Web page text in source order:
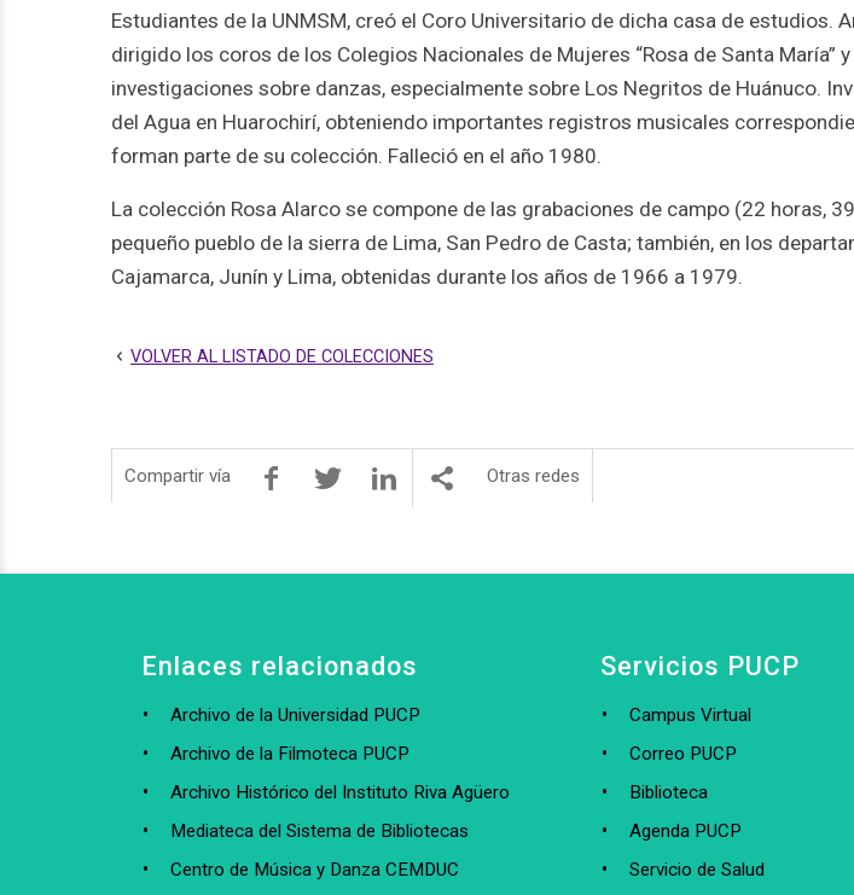
Estudiantes de la UNMSM, creó el Coro Universitario de dicha casa de estudios.
dirigido los coros de los Colegios Nacionales de Mujeres “Rosa de Santa María” y
investigaciones sobre danzas, especialmente sobre Los Negritos de Huánuco.
del Agua en Huarochirí, obteniendo importantes registros musicales
forman parte de su colección. Falleció en el año 1980.
La colección Rosa Alarco se compone de las grabaciones de campo (22 horas,
pequeño pueblo de la sierra de Lima, San Pedro de Casta; también, en los
Cajamarca, Junín y Lima, obtenidas durante los años de 1966 a 1979.
VOLVER AL LISTADO DE COLECCIONES
Compartir vía Otras redes
Enlaces relacionados
Archivo de la Universidad PUCP
Archivo de la Filmoteca PUCP
Archivo Histórico del Instituto Riva Agüero
Mediateca del Sistema de Bibliotecas
Centro de Música y Danza CEMDUC
Servicios PUCP
Campus Virtual
Correo PUCP
Biblioteca
Agenda PUCP
Servicio de Salud